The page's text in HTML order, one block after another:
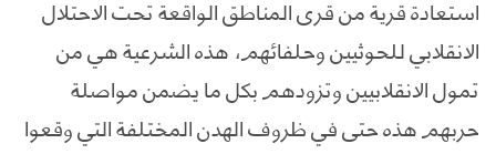
استعادة قرية من قرى المناطق الواقعة تحت الاحتلال
الانقلابي للحوثيين وحلفائهم، هذه الشرعية هي من
تمول الانقلابيين وتزودهم بكل ما يضمن مواصلة
حربهم هذه حتى في ظروف الهدن المختلفة التي وقعوا